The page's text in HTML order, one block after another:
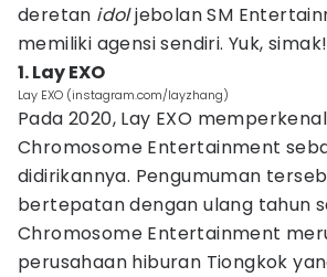
deretan idoljebolan SM
memiliki agensi sendiri. Yuk, simak!
1. Lay EXO
Lay EXO (instagram.com/layzhang)
Pada 2020, Lay EXO
Chromosome Entertainment
didirikannya. Pengumuman
bertepatan dengan ulang tahun
Chromosome Entertainment
perusahaan hiburan Tiongkok